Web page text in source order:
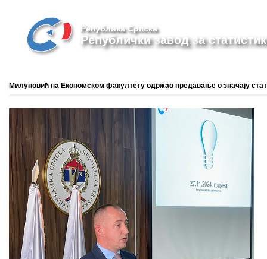
Република Српска
Републички завод за
Милуновић на Економском факултету одржао предавање о значају